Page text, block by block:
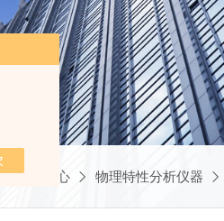
产品中心 物理特性分析仪器